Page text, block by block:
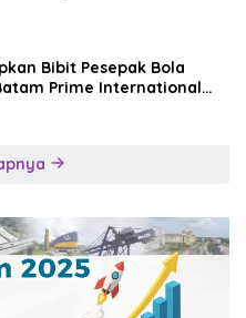
Bibit Pesepak Bola
Prime International